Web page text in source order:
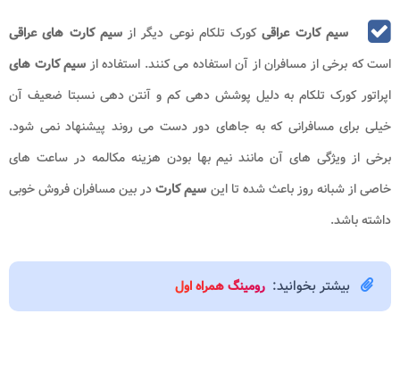
سیم کارت عراقیکورک تلکام نوعی دیگر ازسیم کارت های عراقی
است که برخی از مسافران از آن استفاده می کنند. استفاده از سیم کارت های
اپراتور کورک تلکام به دلیل پوشش دهی کم و آنتن دهی نسبتا ضعیف آن
خیلی برای مسافرانی که به جاهای دور دست می روند پیشنهاد نمی شود.
برخی از ویژگی های آن مانند نیم بها بودن هزینه مکالمه در ساعت های
خاصی از شبانه روز باعث شده تا این سیم کارتدر بین مسافران فروش خوبی
داشته باشد.
بیشتر بخوانید: رومینگ همراه اول